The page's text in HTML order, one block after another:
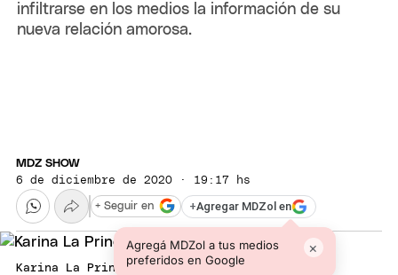
infiltrarse en los medios la información de su
nueva relación amorosa.
MDZ SHOW
6 de diciembre de 2020 · 19:17 hs
+Agregar MDZol en
Agregá MDZol a tus medios
preferidos en Google
×
+ Seguir en
Karina La Princesita